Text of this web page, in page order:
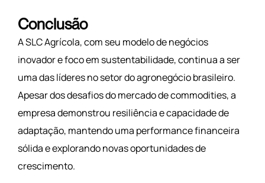
Conclusão
A SLC Agrícola, com seu modelo de negócios
inovador e foco em sustentabilidade, continua a ser
uma das líderes no setor do agronegócio brasileiro.
Apesar dos desafios do mercado de commodities, a
empresa demonstrou resiliência e capacidade de
adaptação, mantendo uma performance financeira
sólida e explorando novas oportunidades de
crescimento.